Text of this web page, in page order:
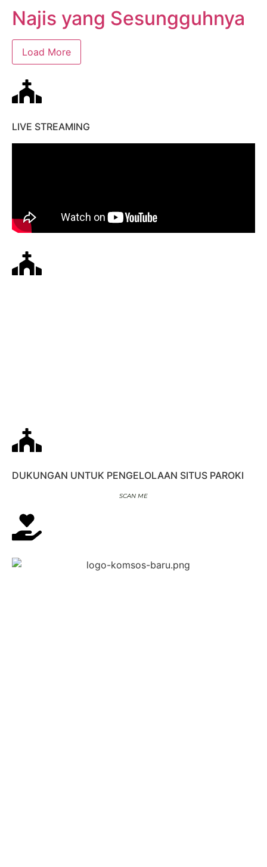
Najis yang Sesungguhnya
Load More
LIVE STREAMING
DUKUNGAN UNTUK PENGELOLAAN SITUS PAROKI
SCAN ME